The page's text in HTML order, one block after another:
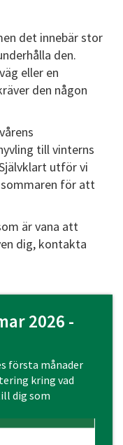
det innebär stor
den.
eller en
den någon
till vinterns
utför vi
för att
är vana att
dig, kontakta
2026 -
första månader
kring vad
dig som